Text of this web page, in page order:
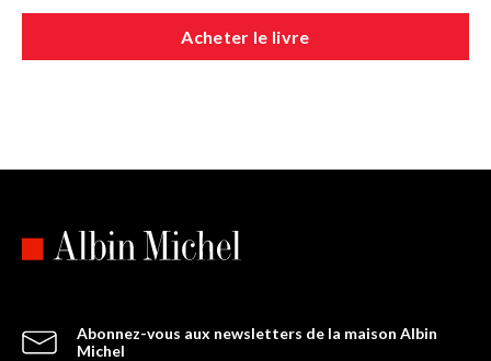
Acheter le livre
Abonnez-vous aux newsletters de la maison Albin
Michel